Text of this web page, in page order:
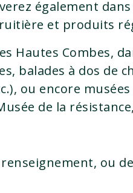
également
et produits
Hautes Combes,
balades à dos de
ou encore
de la
ou